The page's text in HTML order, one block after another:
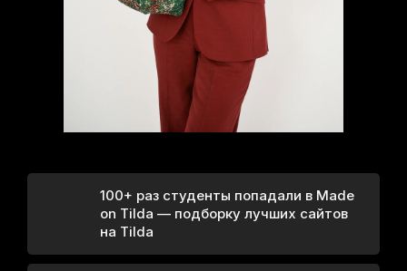
100+ раз студенты попадали в Made
on Tilda — подборку лучших сайтов
на Tilda